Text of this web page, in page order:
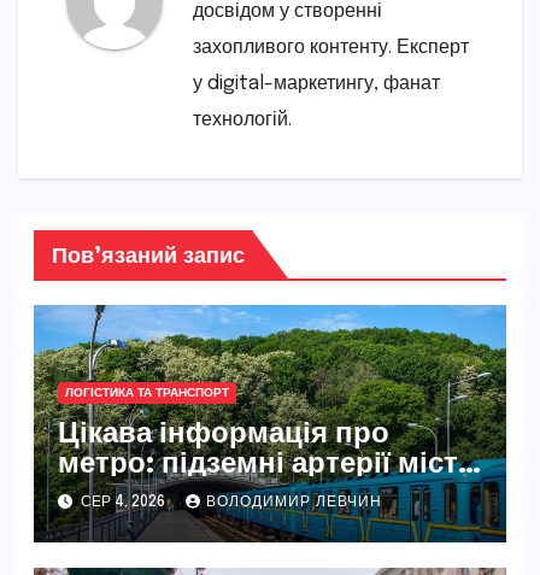
досвідом у створенні
захопливого контенту. Експерт
у digital-маркетингу, фанат
технологій.
Пов’язаний запис
ЛОГІСТИКА ТА ТРАНСПОРТ
Цікава інформація про
метро: підземні артерії міст
світу
СЕР 4, 2026 ВОЛОДИМИР ЛЕВЧИН